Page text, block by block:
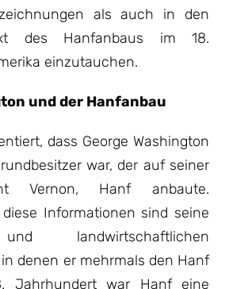
als auch in den
des Hanfanbaus im 18.
einzutauchen.
und der Hanfanbau
dass George Washington
war, der auf seiner
Vernon, Hanf anbaute.
Informationen sind seine
landwirtschaftlichen
denen er mehrmals den Hanf
Jahrhundert war Hanf eine